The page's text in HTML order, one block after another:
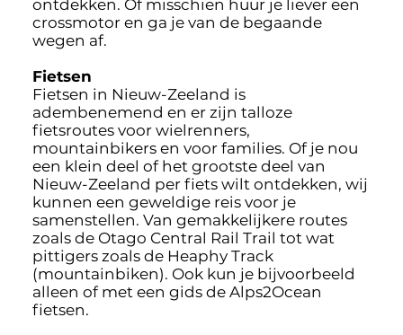
ontdekken. Of misschien huur je liever een
crossmotor en ga je van de begaande
wegen af.
Fietsen
Fietsen in Nieuw-Zeeland is
adembenemend en er zijn talloze
fietsroutes voor wielrenners,
mountainbikers en voor families. Of je nou
een klein deel of het grootste deel van
Nieuw-Zeeland per fiets wilt ontdekken, wij
kunnen een geweldige reis voor je
samenstellen. Van gemakkelijkere routes
zoals de Otago Central Rail Trail tot wat
pittigers zoals de Heaphy Track
(mountainbiken). Ook kun je bijvoorbeeld
alleen of met een gids de Alps2Ocean
fietsen.